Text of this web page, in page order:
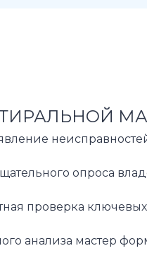
опроса
проверка
анализа мастер